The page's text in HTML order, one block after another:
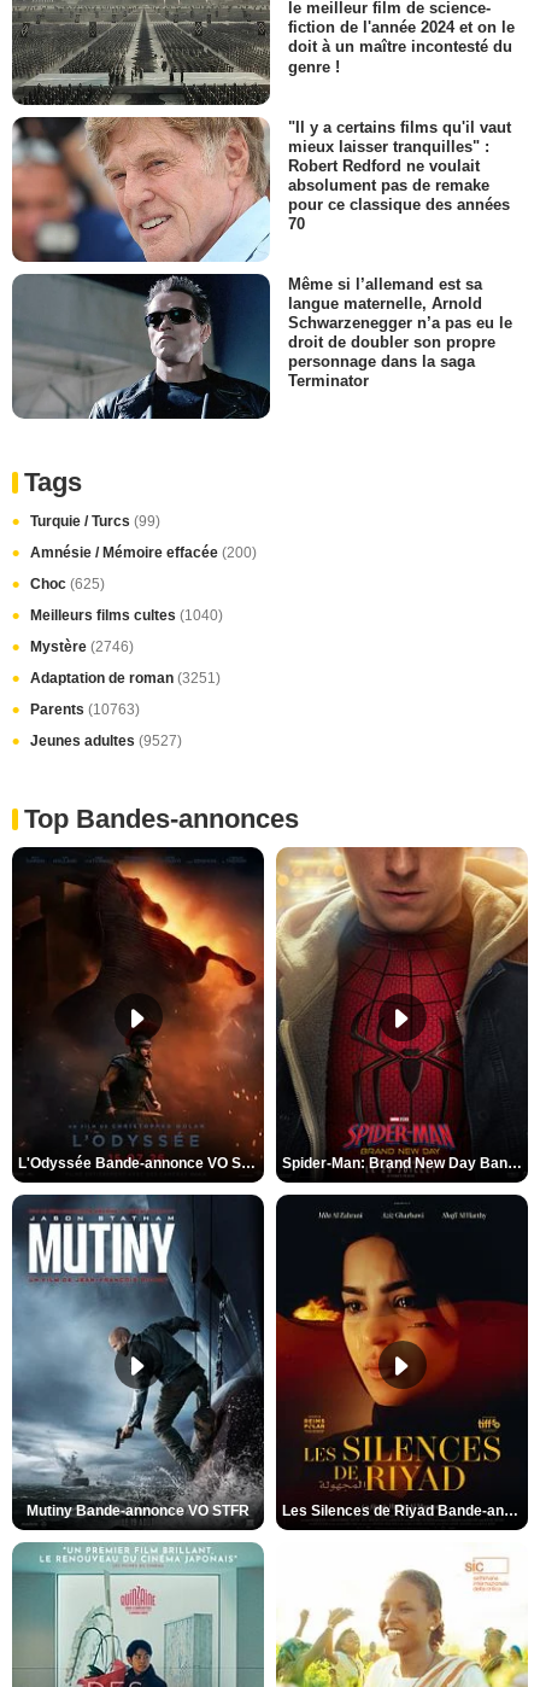
le meilleur film de science-
fiction de l'année 2024 et on le
doit à un maître incontesté du
genre !
"Il y a certains films qu'il vaut
mieux laisser tranquilles" :
Robert Redford ne voulait
absolument pas de remake
pour ce classique des années
70
Même si l’allemand est sa
langue maternelle, Arnold
Schwarzenegger n’a pas eu le
droit de doubler son propre
personnage dans la saga
Terminator
Tags
Turquie / Turcs (99)
Amnésie / Mémoire effacée (200)
Choc (625)
Meilleurs films cultes (1040)
Mystère (2746)
Adaptation de roman (3251)
Parents (10763)
Jeunes adultes (9527)
Top Bandes-annonces
L'Odyssée Bande-annonce VO STFR Spider-Man: Brand New Day Bande-annonce VO STFR
Mutiny Bande-annonce VO STFR Les Silences de Riyad Bande-annonce VO STFR